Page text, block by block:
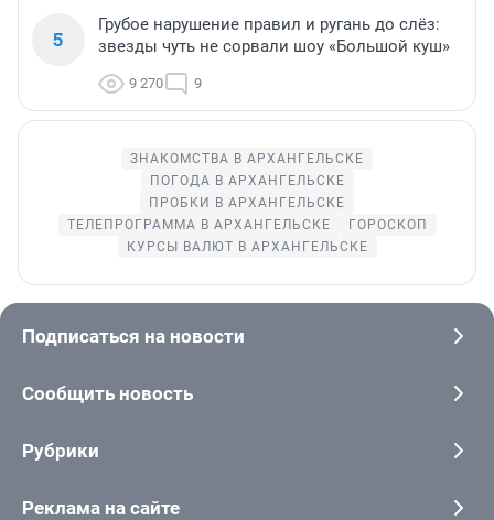
5
Грубое нарушение правил и ругань до слёз:
звезды чуть не сорвали шоу «Большой куш»
9 270 9
ЗНАКОМСТВА В АРХАНГЕЛЬСКЕ
ПОГОДА В АРХАНГЕЛЬСКЕ
ПРОБКИ В АРХАНГЕЛЬСКЕ
ТЕЛЕПРОГРАММА В АРХАНГЕЛЬСКЕ
ГОРОСКОП
КУРСЫ ВАЛЮТ В АРХАНГЕЛЬСКЕ
Подписаться на новости
Сообщить новость
Рубрики
Реклама на сайте